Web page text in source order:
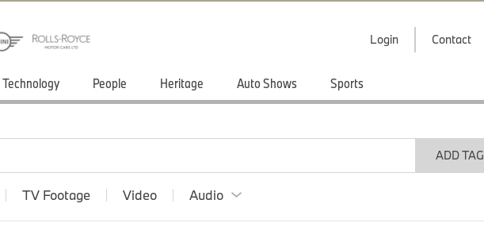
Login Contact
Technology People Heritage Auto Shows Sports
ADD TAG
TV Footage Video Audio